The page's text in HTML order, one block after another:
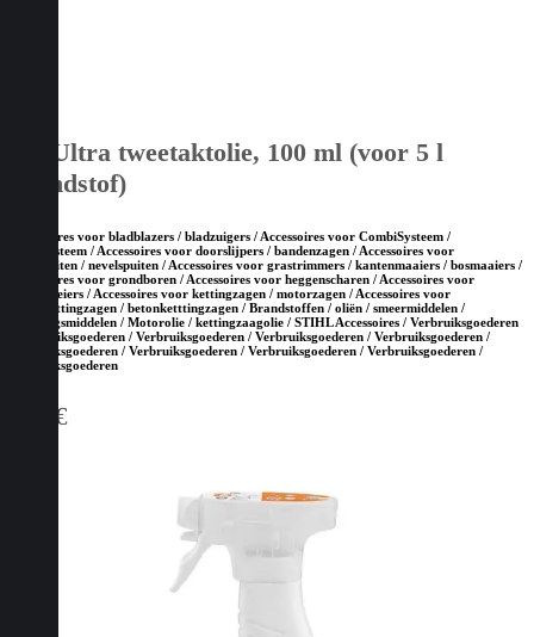
HP Ultra tweetaktolie, 100 ml (voor 5 l
brandstof)
Accessoires voor bladblazers / bladzuigers / Accessoires voor CombiSysteem /
MultiSysteem / Accessoires voor doorslijpers / bandenzagen / Accessoires voor
drukspuiten / nevelspuiten / Accessoires voor grastrimmers / kantenmaaiers / bosmaaiers /
Accessoires voor grondboren / Accessoires voor heggenscharen / Accessoires voor
hoogsnoeiers / Accessoires voor kettingzagen / motorzagen / Accessoires voor
steenketttingzagen / betonketttingzagen / Brandstoffen / oliën / smeermiddelen /
reinigingsmiddelen / Motorolie / kettingzaagolie / STIHL Accessoires / Verbruiksgoederen
/ Verbruiksgoederen / Verbruiksgoederen / Verbruiksgoederen / Verbruiksgoederen /
Verbruiksgoederen / Verbruiksgoederen / Verbruiksgoederen / Verbruiksgoederen /
Verbruiksgoederen
€